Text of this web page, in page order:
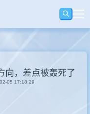
向，差点被轰死了
05 17:18:29